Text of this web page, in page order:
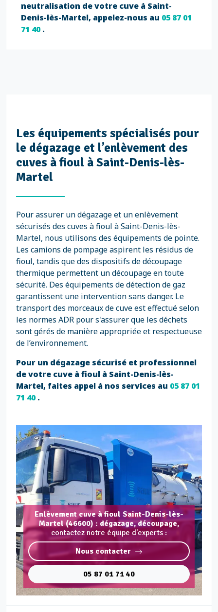
neutralisation de votre cuve à Saint-
Denis-lès-Martel, appelez-nous au 05 87 01
71 40.
Les équipements spécialisés pour
le dégazage et l’enlèvement des
cuves à fioul à Saint-Denis-lès-
Martel
Pour assurer un dégazage et un enlèvement
sécurisés des cuves à fioul à Saint-Denis-lès-
Martel, nous utilisons des équipements de pointe.
Les camions de pompage aspirent les résidus de
fioul, tandis que des dispositifs de découpage
thermique permettent un découpage en toute
sécurité. Des équipements de détection de gaz
garantissent une intervention sans danger. Le
transport des morceaux de cuve est effectué selon
les normes ADR pour s'assurer que les déchets
sont gérés de manière appropriée et respectueuse
de l’environnement.
Pour un dégazage sécurisé et professionnel
de votre cuve à fioul à Saint-Denis-lès-
Martel, faites appel à nos services au 05 87 01
71 40.
Enlèvement cuve à fioul Saint-Denis-lès-
Martel (46600) : dégazage, découpage,
contactez notre équipe d'experts :
Nous contacter
05 87 01 71 40